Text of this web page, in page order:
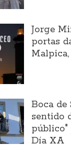
Jorge
portas
Malpica,
Boca de
sentido
público"
Día XA